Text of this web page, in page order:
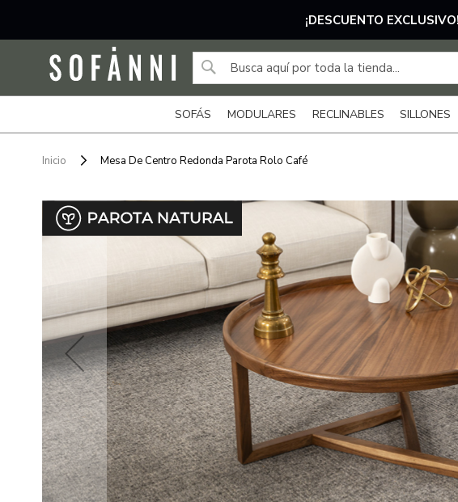
al
contenido
BUSCAR
Buscar
SOFÁS MODULARES RECLINABLES SILLONES
Inicio Mesa De Centro Redonda Parota Rolo Café
Saltar
imágenes
Saltar
imágenes
¡DESCUENTO